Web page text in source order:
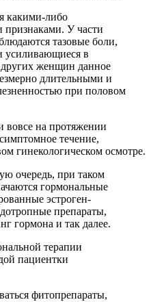
какими-либо
У части
тазовые боли,
усиливающиеся в
женщин данное
длительными и
при половом
вовсе на протяжении
течение,
гинекологическом осмотре.
очередь, при таком
гормональные
эстроген-
препараты,
гормона и так далее.
терапии
пациентки
фитопрепараты,